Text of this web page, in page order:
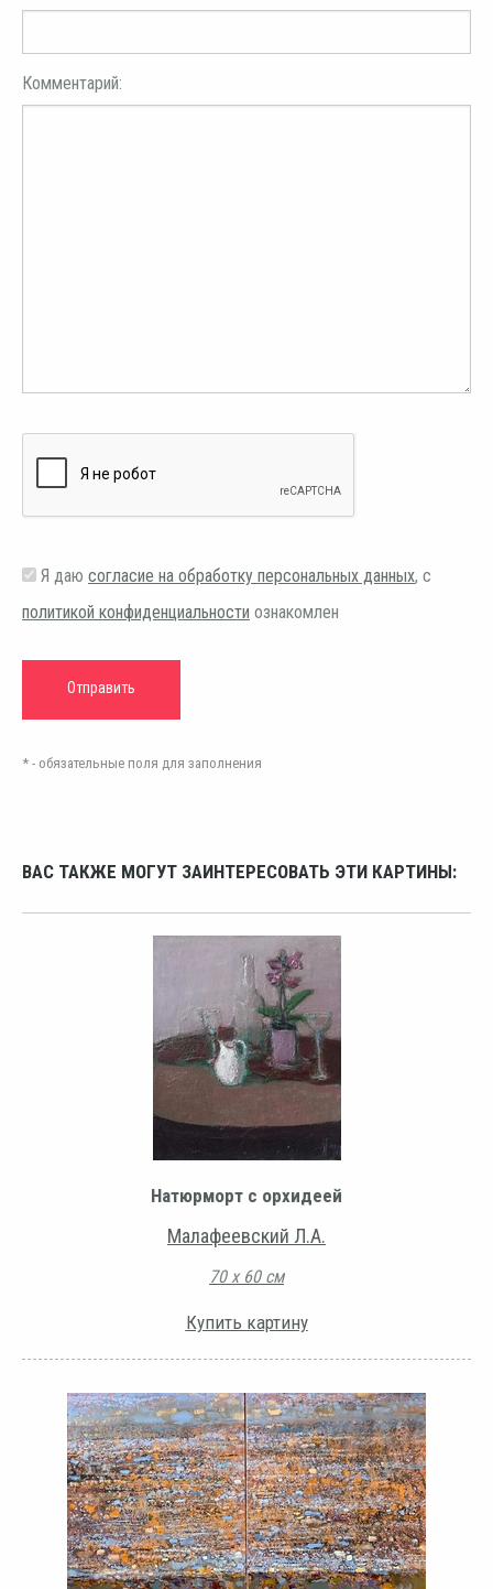
Комментарий:
Я даю согласие на обработку персональных данных, с
политикой конфиденциальности ознакомлен
* - обязательные поля для заполнения
ВАС ТАКЖЕ МОГУТ ЗАИНТЕРЕСОВАТЬ ЭТИ КАРТИНЫ:
Натюрморт с орхидеей
Малафеевский Л.А.
70 х 60 см
Купить картину